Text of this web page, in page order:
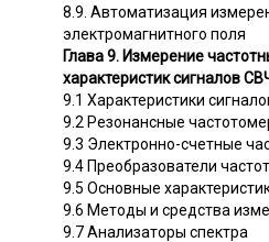
8.9. Автоматизация
электромагнитного поля
Глава 9. Измерение
характеристик сигналов
9.1 Характеристики
9.2 Резонансные
9.3 Электронно-счетные
9.4 Преобразователи
9.5 Основные
9.6 Методы и средства
9.7 Анализаторы спектра